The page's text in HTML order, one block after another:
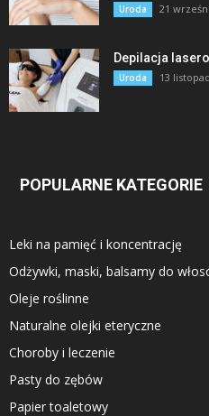
Uroda 21
Depilacja
Uroda 13
POPULARNE KATEGORIE
Leki na pamięć i koncentrację
Odżywki, maski, balsamy do
Oleje roślinne
Naturalne olejki eteryczne
Choroby i leczenie
Pasty do zębów
Papier toaletowy